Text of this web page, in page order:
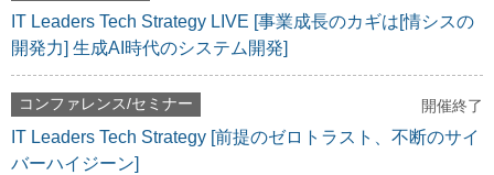
IT Leaders Tech Strategy LIVE [事業成長のカギは[情シスの
開発力] 生成AI時代のシステム開発]
コンファレンス/セミナー 開催終了
IT Leaders Tech Strategy [前提のゼロトラスト、不断のサイ
バーハイジーン]